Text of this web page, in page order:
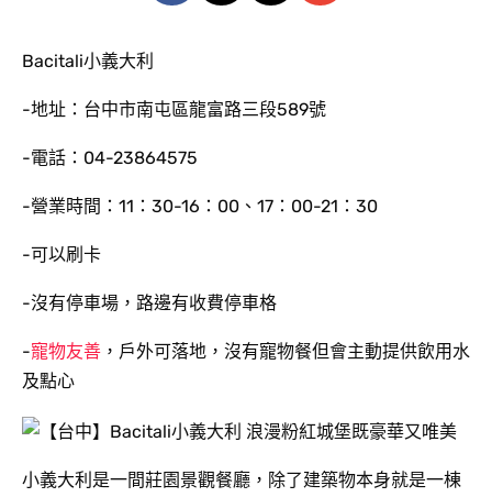
Bacitali小義大利
-地址：台中市南屯區龍富路三段589號
-電話：04-23864575
-營業時間：11：30-16：00、17：00-21：30
-可以刷卡
-沒有停車場，路邊有收費停車格
-寵物友善 ，戶外可落地，沒有寵物餐但會主動提供飲用水
及點心
小義大利是一間莊園景觀餐廳，除了建築物本身就是一棟